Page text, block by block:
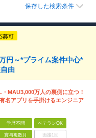
保存した検索条件
募可
円～*プライム案件中心*
由
MAU3,000万人の裏側に立つ！
名アプリを手掛けるエンジニア
学歴不問 ベテランOK
賞与複数月 面接1回